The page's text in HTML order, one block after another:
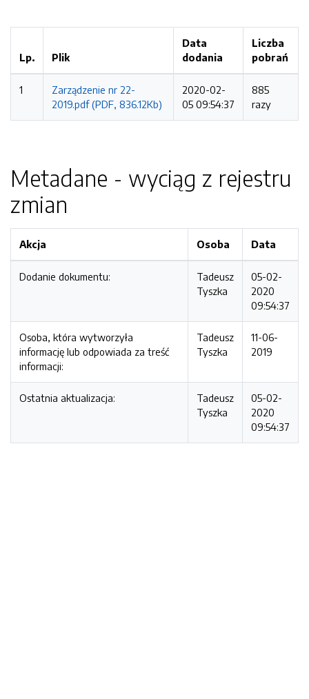
Lp. Plik
Data
dodania
Liczba
pobrań
1
Zarządzenie nr 22-
2019.pdf (PDF, 836.12Kb)
2020-02-
05 09:54:37
885
razy
Metadane - wyciąg z rejestru
zmian
Akcja Osoba Data
Dodanie dokumentu:
Tadeusz
Tyszka
05-02-
2020
09:54:37
Osoba, która wytworzyła
informację lub odpowiada za treść
informacji:
Tadeusz
Tyszka
11-06-
2019
Ostatnia aktualizacja:
Tadeusz
Tyszka
05-02-
2020
09:54:37